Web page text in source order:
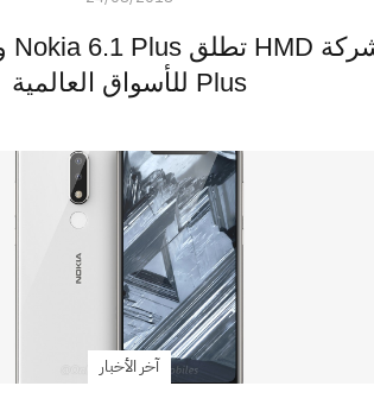
Plus للأسواق العالمية
آخر الأخبار